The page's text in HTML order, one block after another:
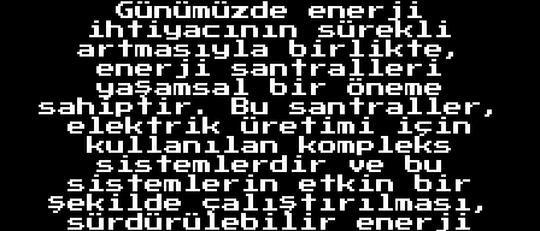
Günümüzde enerji
ihtiyacının sürekli
artmasıyla birlikte,
enerji santralleri
yaşamsal bir öneme
sahiptir. Bu santraller,
elektrik üretimi için
kullanılan kompleks
sistemlerdir ve bu
sistemlerin etkin bir
şekilde çalıştırılması,
sürdürülebilir enerji